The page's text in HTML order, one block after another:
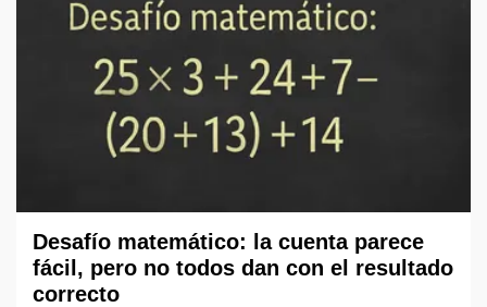
Desafío matemático: la cuenta parece
fácil, pero no todos dan con el resultado
correcto